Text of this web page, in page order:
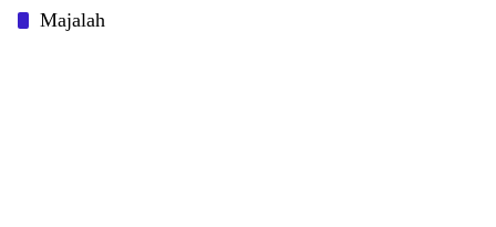
Majalah